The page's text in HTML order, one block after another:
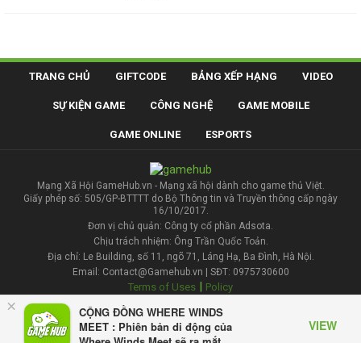
×
CỘNG ĐỒNG WHERE WINDS
MEET : Phiên bản di động của
VIEW
TRANG CHỦ GIFTCODE BẢNG XẾP HẠNG VIDEO
SỰ KIỆN GAME CÔNG NGHỆ GAME MOBILE
GAME ONLINE ESPORTS
Mạng Xã Hội GameHub.vn - Mạng xã hội dành cho game thủ Việt.
Giấy phép số: 505/GP-BTTTT do Bộ Thông tin và Truyền thông cấp ngày
16/10/2017.
Đơn vị chủ quản: Công ty cổ phần Adsota.
Chịu trách nhiệm: Ông Trần Quốc Toản.
Địa chỉ: Le Building, số 11, ngõ 71, Láng Hạ, Ba Đình, Hà Nội.
Email: Contact@Gamehub.vn | SĐT: 0975730600
Terms of Uses | Policy
Liên hệ đăng bài